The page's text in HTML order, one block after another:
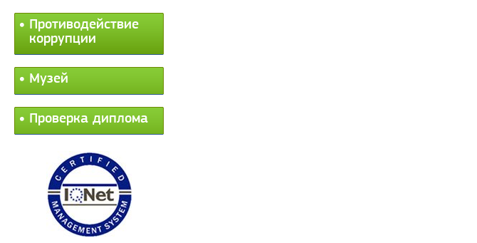
Противодействие
коррупции
Музей
Проверка диплома